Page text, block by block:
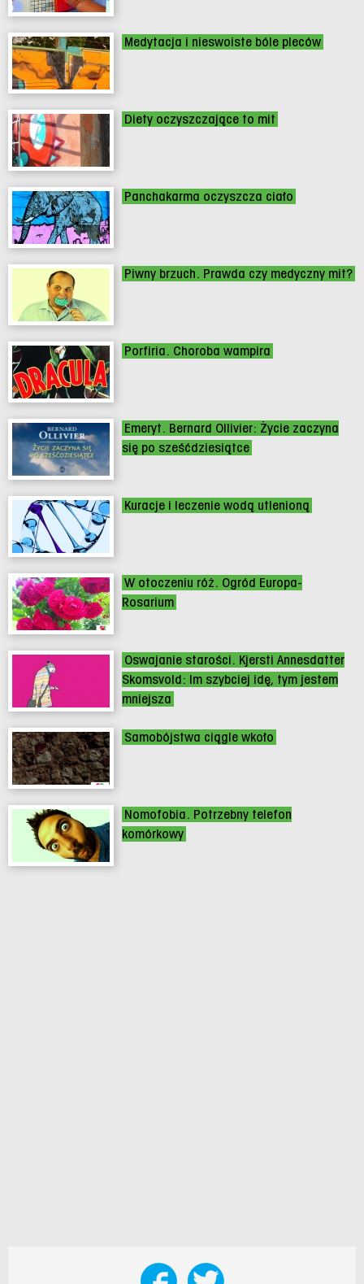
Medytacja i nieswoiste bóle pleców
Diety oczyszczające to mit
Panchakarma oczyszcza ciało
Piwny brzuch. Prawda czy medyczny mit?
Porfiria. Choroba wampira
Emeryt. Bernard Ollivier: Życie zaczyna
się po sześćdziesiątce
Kuracje i leczenie wodą utlenioną
W otoczeniu róż. Ogród Europa-
Rosarium
Oswajanie starości. Kjersti Annesdatter
Skomsvold: Im szybciej idę, tym jestem
mniejsza
Samobójstwa ciągle wkoło
Nomofobia. Potrzebny telefon
komórkowy